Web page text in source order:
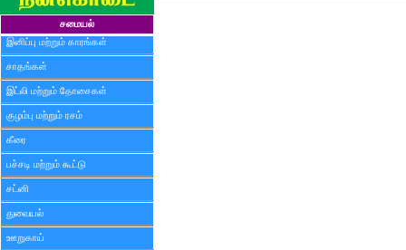
சமையல்
இனிப்பு மற்றும் காரங்கள்
சாதங்கள்
இட்லி மற்றும் தோசைகள்
குழம்பு மற்றும் ரசம்
கீரை
பச்சடி மற்றும் கூட்டு
சட்னி
துவையல்
ஊறுகாய்